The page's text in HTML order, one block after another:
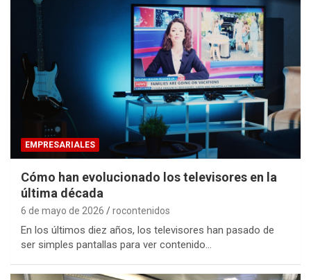
EMPRESARIALES
Cómo han evolucionado los televisores en la
última década
6 de mayo de 2026 rocontenidos
En los últimos diez años, los televisores han pasado de
ser simples pantallas para ver contenido…